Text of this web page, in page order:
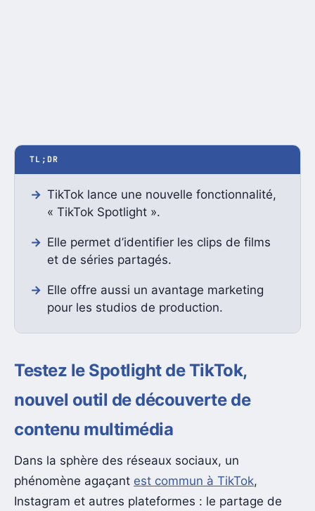
TL;DR
TikTok lance une nouvelle fonctionnalité,
« TikTok Spotlight ».
Elle permet d’identifier les clips de films
et de séries partagés.
Elle offre aussi un avantage marketing
pour les studios de production.
Testez le Spotlight de TikTok,
nouvel outil de découverte de
contenu multimédia
Dans la sphère des réseaux sociaux, un
phénomène agaçant est commun à TikTok,
Instagram et autres plateformes : le partage de